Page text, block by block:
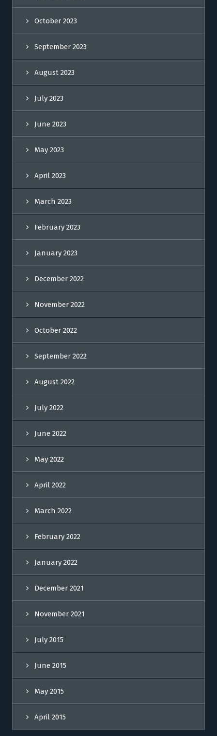
October 2023
September 2023
August 2023
July 2023
June 2023
May 2023
April 2023
March 2023
February 2023
January 2023
December 2022
November 2022
October 2022
September 2022
August 2022
July 2022
June 2022
May 2022
April 2022
March 2022
February 2022
January 2022
December 2021
November 2021
July 2015
June 2015
May 2015
April 2015